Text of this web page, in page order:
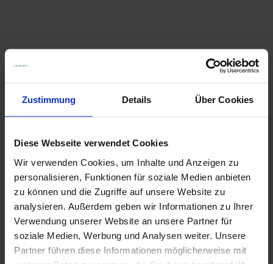
Zustimmung Details Über Cookies
Diese Webseite verwendet Cookies
Wir verwenden Cookies, um Inhalte und Anzeigen zu
personalisieren, Funktionen für soziale Medien anbieten
zu können und die Zugriffe auf unsere Website zu
analysieren. Außerdem geben wir Informationen zu Ihrer
Verwendung unserer Website an unsere Partner für
soziale Medien, Werbung und Analysen weiter. Unsere
Partner führen diese Informationen möglicherweise mit
LAPP MOBILITY Helix Ladekabel schwarz